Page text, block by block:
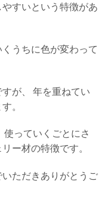
すいという特徴があ
うちに色が変わって
が、 年を重ねてい
。
っていくごとにさ
ー材の特徴です。
ただきありがとうご